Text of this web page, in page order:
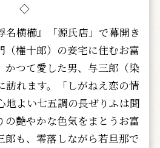
◇
横櫛』「源氏店」で幕開き
（権十郎）の妾宅に住むお富
かつて愛した男、与三郎（染
訪れます。「しがねえ恋の情
地よい七五調の長ぜりふは聞
の艶やかな色気をまとうお富
郎も、零落しながら若旦那で